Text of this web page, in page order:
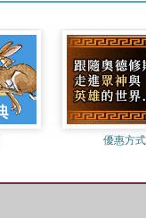
優惠方式